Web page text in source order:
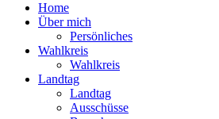
Home
Über mich
Persönliches
Wahlkreis
Wahlkreis
Landtag
Landtag
Ausschüsse